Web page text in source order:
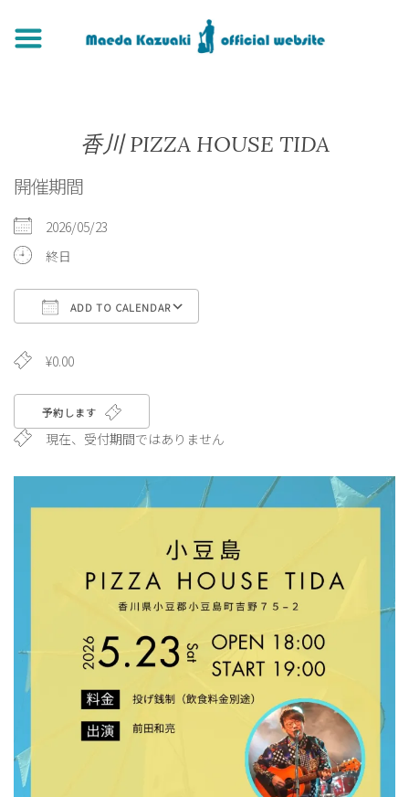
香川 PIZZA HOUSE TIDA
開催期間
2026/05/23
終日
ADD TO CALENDAR
¥0.00
予約します
現在、受付期間ではありません